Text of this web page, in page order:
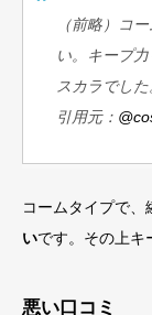
（前略）コ
い。キープ
スカラでした
引用元：
コームタイプで、
いです。その上キ
悪い口コミ